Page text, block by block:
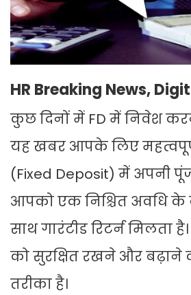
HR Breaking News,
कुछ दिनों में FD में निवेश
यह खबर आपके लिए
(Fixed Deposit) में अपनी
आपको एक निश्चित अवधि के
साथ गारंटीड रिटर्न मिलता
को सुरक्षित रखने और बढ़ाने
तरीका है।